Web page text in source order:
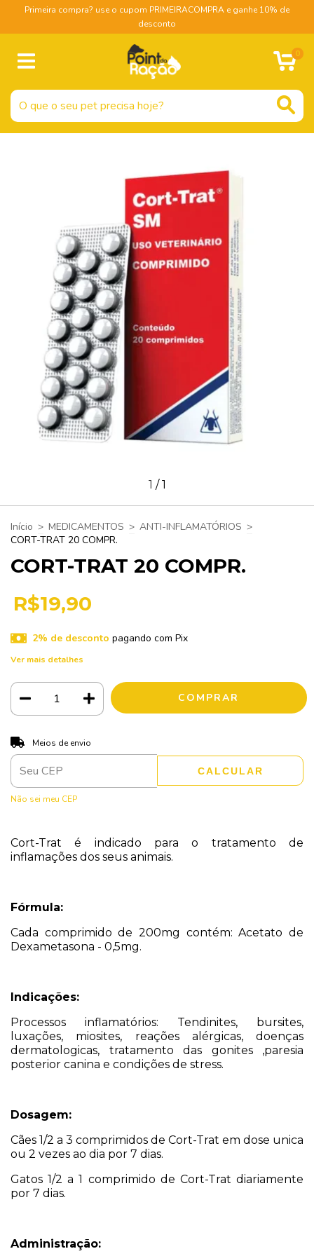
Primeira compra? use o cupom PRIMEIRACOMPRA e ganhe 10% de
desconto
0
1 /1
Início > MEDICAMENTOS > ANTI-INFLAMATÓRIOS >
CORT-TRAT 20 COMPR.
CORT-TRAT 20 COMPR.
R$19,90
2% de desconto pagando com Pix
Ver mais detalhes
Entregas para o CEP:
Meios de envio
CALCULAR
Não sei meu CEP
Cort-Trat é indicado para o tratamento de
inflamações dos seus animais.
Fórmula:
Cada comprimido de 200mg contém:Acetato de
Dexametasona - 0,5mg.
Indicações:
Processos inflamatórios: Tendinites, bursites,
luxações, miosites, reações alérgicas, doenças
dermatologicas, tratamento das gonites ,paresia
posterior canina e condições de stress.
Dosagem:
Cães 1/2 a 3 comprimidos de Cort-Trat em dose unica
ou 2 vezes ao dia por 7 dias.
Gatos 1/2 a 1 comprimido de Cort-Trat diariamente
por 7 dias.
Administração: